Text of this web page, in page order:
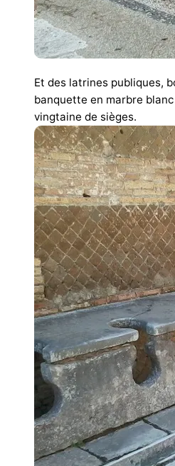
Et des latrines publiques,
banquette en marbre blanc
vingtaine de sièges.